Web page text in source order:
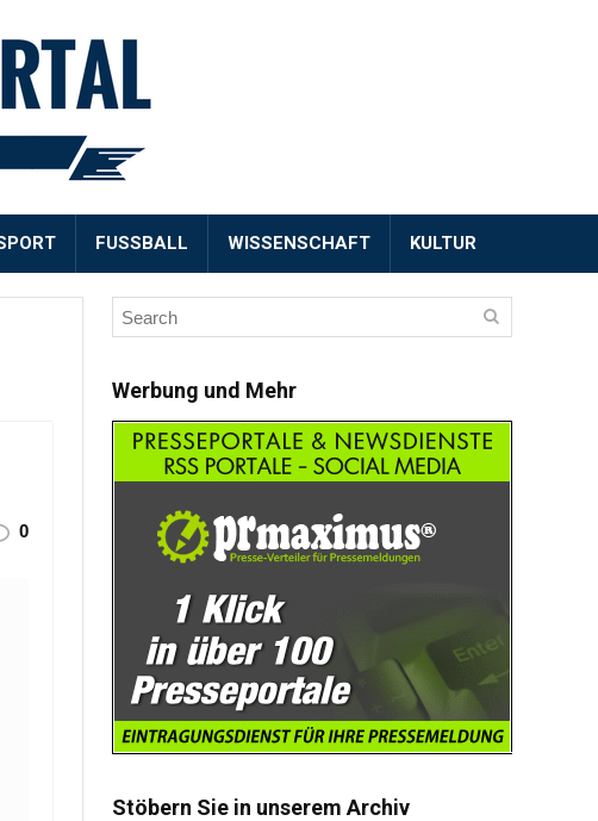
FUSSBALL WISSENSCHAFT KULTUR
0
Werbung und Mehr
Stöbern Sie in unserem Archiv